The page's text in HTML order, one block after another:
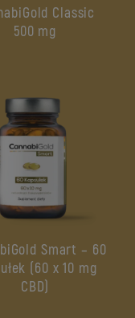
Classic
500 mg
Smart – 60
(60 x 10 mg
CBD)